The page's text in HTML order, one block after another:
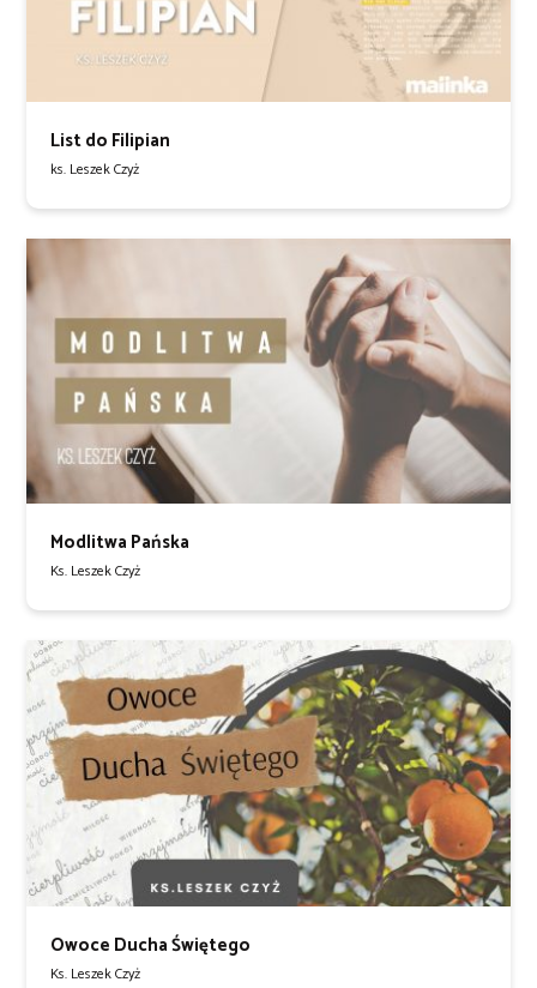
List do Filipian
ks. Leszek Czyż
Modlitwa Pańska
Ks. Leszek Czyż
Owoce Ducha Świętego
Ks. Leszek Czyż